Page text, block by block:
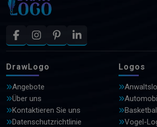
DrawLogo
Angebote
Über uns
Kontaktieren Sie uns
Datenschutzrichtlinie
Logos
Vogel-